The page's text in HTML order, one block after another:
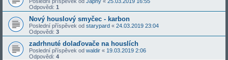
Odpovědi: 1
Nový houslový smyčec - karbon
Poslední příspěvek od starypard « 24.03.2019 23:04
Odpovědi: 3
zadrhnuté dolaďovače na houslích
Poslední příspěvek od waldir « 19.03.2019 2:06
Odpovědi: 4